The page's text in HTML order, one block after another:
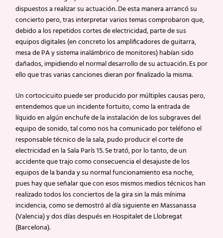
dispuestos a realizar su actuación. De esta manera arrancó su
concierto pero, tras interpretar varios temas comprobaron que,
debido a los repetidos cortes de electricidad, parte de sus
equipos digitales (en concreto los amplificadores de guitarra,
mesa de PA y sistema inalámbrico de monitores) habían sido
dañados, impidiendo el normal desarrollo de su actuación. Es por
ello que tras varias canciones dieran por finalizado la misma.
Un cortocicuito puede ser producido por múltiples causas pero,
entendemos que un incidente fortuito, como la entrada de
líquido en algún enchufe de la instalación de los subgraves del
equipo de sonido, tal como nos ha comunicado por teléfono el
responsable técnico de la sala, pudo producir el corte de
electricidad en la Sala París 15. Se trató, por lo tanto, de un
accidente que trajo como consecuencia el desajuste de los
equipos de la banda y su normal funcionamiento esa noche,
pues hay que señalar que con esos mismos medios técnicos han
realizado todos los conciertos de la gira sin la más mínima
incidencia, como se demostró al día siguiente en Massanassa
(Valencia) y dos días después en Hospitalet de Llobregat
(Barcelona).